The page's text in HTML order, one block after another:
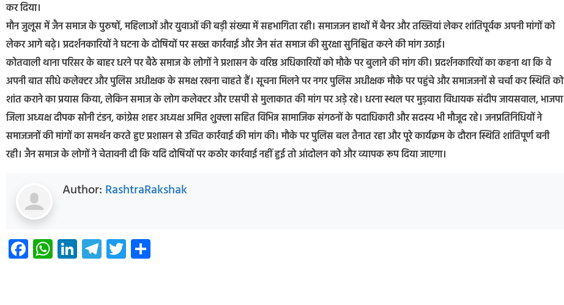
कर दिया।
मौन जुलूस में जैन समाज के पुरुषों, महिलाओं और युवाओं की बड़ी संख्या में सहभागिता रही। समाजजन हाथों में बैनर और तख्तियां लेकर शांतिपूर्वक अपनी मांगों को
लेकर आगे बढ़े। प्रदर्शनकारियों ने घटना के दोषियों पर सख्त कार्रवाई और जैन संत समाज की सुरक्षा सुनिश्चित करने की मांग उठाई।
कोतवाली थाना परिसर के बाहर धरने पर बैठे समाज के लोगों ने प्रशासन के वरिष्ठ अधिकारियों को मौके पर बुलाने की मांग की। प्रदर्शनकारियों का कहना था कि वे
अपनी बात सीधे कलेक्टर और पुलिस अधीक्षक के समक्ष रखना चाहते हैं। सूचना मिलने पर नगर पुलिस अधीक्षक मौके पर पहुंचे और समाजजनों से चर्चा कर स्थिति को
शांत कराने का प्रयास किया, लेकिन समाज के लोग कलेक्टर और एसपी से मुलाकात की मांग पर अड़े रहे। धरना स्थल पर मुड़वारा विधायक संदीप जायसवाल, भाजपा
जिला अध्यक्ष दीपक सोनी टंडन, कांग्रेस शहर अध्यक्ष अमित शुक्ला सहित विभिन्न सामाजिक संगठनों के पदाधिकारी और सदस्य भी मौजूद रहे। जनप्रतिनिधियों ने
समाजजनों की मांगों का समर्थन करते हुए प्रशासन से उचित कार्रवाई की मांग की। मौके पर पुलिस बल तैनात रहा और पूरे कार्यक्रम के दौरान स्थिति शांतिपूर्ण बनी
रही। जैन समाज के लोगों ने चेतावनी दी कि यदि दोषियों पर कठोर कार्रवाई नहीं हुई तो आंदोलन को और व्यापक रूप दिया जाएगा।
Author: RashtraRakshak
Facebook
WhatsApp
LinkedIn
Telegram
Twitter